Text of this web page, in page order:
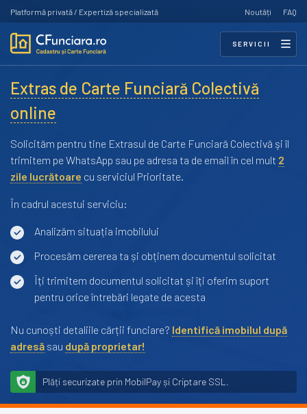
Platformă privată / Expertiză specializată Noutăți FAQ
SERVICII
Extras de Carte Funciară Colectivă
online
Solicităm pentru tine Extrasul de Carte Funciară Colectivă şi îl
trimitem pe WhatsApp sau pe adresa ta de email în cel mult 2
zile lucrătoare cu serviciul Prioritate.
În cadrul acestui serviciu:
Analizăm situația imobilului
Procesăm cererea ta și obținem documentul solicitat
Îți trimitem documentul solicitat și îți oferim suport
pentru orice întrebări legate de acesta
Nu cunoști detaliile cărții funciare? Identifică imobilul după
adresă sau după proprietar!
Plăți securizate prin MobilPay și Criptare SSL.